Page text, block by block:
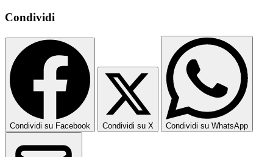
Condividi
Condividi su Facebook Condividi su X Condividi su WhatsApp